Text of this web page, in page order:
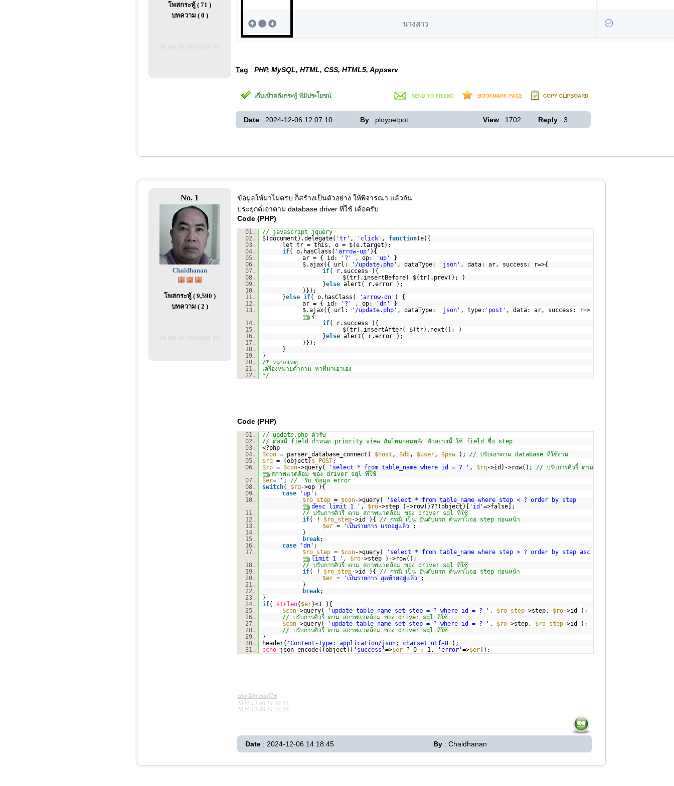
โพสกระทู้ ( 71 )
บทความ ( 0 )
Tag : PHP, MySQL, HTML, CSS, HTML5, Appserv
Date : 2024-12-06 12:07:10 By : ploypetpot View : 1702 Reply : 3
No. 1
Chaidhanan
โพสกระทู้ ( 9,590 )
บทความ ( 2 )
ข้อมูลให้มาไม่ครบ ก็สร้างเป็นตัวอย่าง ให้พิจารณา แล้วกัน
ประยุกต์เอาตาม database driver ที่ใช้ เด้อครับ
Code (PHP)
01.
// javascript jquery
02.
$(document).delegate( 'tr' , 'click' , function(e){
03.
let tr = this, o = $(e.target);
04.
if( o.hasClass( 'arrow-up' ){
05.
ar = { id: '?' , op: 'up'
}
06.
$.ajax({ url: '/update.php' , dataType: 'json' , data: ar, success: r=>{
07.
if( r.success ){
08.
$(tr).insertBefore( $(tr).prev(); )
09.
}else alert( r.error );
10.
}});
11.
}else if( o.hasClass( 'arrow-dn' ) {
12.
ar = { id: '?' , op: 'dn'
}
13.
$.ajax({ url: '/update.php' , dataType: 'json' , type: 'post' , data: ar, success: r=>
{
14.
if( r.success ){
15.
$(tr).insertAfter( $(tr).next(); )
16.
}else alert( r.error );
17.
}});
18.
}
19.
}
20.
/* หมายเหตุ
21.
เครื่องหมายคำถาม หาที่มาเอาเอง
22.
*/
Code (PHP)
01.
// update.php ตัวรับ
02.
// ต้องมี field กำหนด priority view อันไหนก่อนหลัง ตัวอย่างนี้ ใช้ field ชื่อ step
03.
<?php
04.
$con = parser_database_connect( $host , $db, $user, $psw );
// ปรับเอาตาม database ที่ใช้งาน
05.
$rq = (object) $_POST;
06.
$ro = $con->query( 'select * from table_name where id = ? ' , $rq->id)->row();
// ปรับการคิวรี่ ตาม
สภาพแวดล้อม ของ driver sql ที่ใช้
07.
$er='' ;
// รับ ข้อมูล error
08.
switch( $rq->op ){
09.
case 'up' :
10.
$ro_step = $con->query(
'select * from table_name where step < ? order by step
desc limit 1 ' , $ro->step )->row()??(object)[ 'id'=>false];
11.
// ปรับการคิวรี่ ตาม สภาพแวดล้อม ของ driver sql ที่ใช้
12.
if( ! $ro_step->id ){
// กรณี เป็น อันดับแรก ค้นหาไ่เจอ step ก่อนหน้า
13.
$er = 'เป็นรายการ แรกอยู่แล้ว' ;
14.
}
15.
break;
16.
case 'dn' :
17.
$ro_step = $con->query(
'select * from table_name where step > ? order by step asc
limit 1 ' , $ro->step )->row();
18.
// ปรับการคิวรี่ ตาม สภาพแวดล้อม ของ driver sql ที่ใช้
19.
if( ! $ro_step->id ){
// กรณี เป็น อันดับแรก ค้นหาไ่เจอ step ก่อนหน้า
20.
$er = 'เป็นรายการ สุดท้ายอยู่แล้ว' ;
21.
}
22.
break;
23.
}
24.
if( strlen( $er)<1 ){
25.
$con->query( 'update table_name set step = ? where id = ? ' , $ro_step->step, $ro->id );
26.
// ปรับการคิวรี่ ตาม สภาพแวดล้อม ของ driver sql ที่ใช้
27.
$con->query( 'update table_name set step = ? where id = ? ' , $ro->step, $ro_step->id );
28.
// ปรับการคิวรี่ ตาม สภาพแวดล้อม ของ driver sql ที่ใช้
29.
}
30.
header( 'Content-Type: application/json; charset=utf-8' );
31.
echo json_encode((object)[ 'success'=>$er ? 0 : 1, 'error'=>$er]);
ประวัติการแก้ไข
2024-12-06 14:20:13
2024-12-06 14:26:19
Date : 2024-12-06 14:18:45 By : Chaidhanan